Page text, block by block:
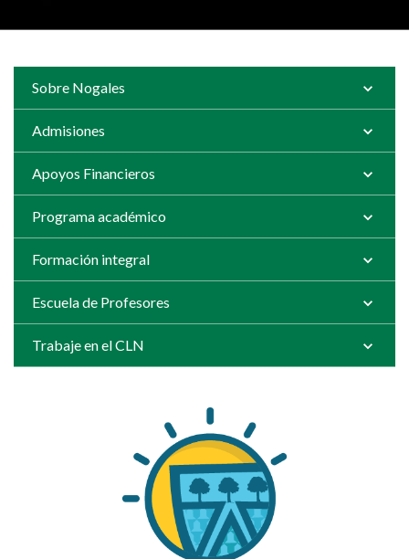
Sobre Nogales
Admisiones
Apoyos Financieros
Programa académico
Formación integral
Escuela de Profesores
Trabaje en el CLN